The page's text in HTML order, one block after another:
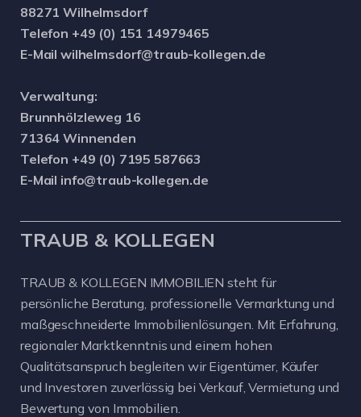
88271 Wilhelmsdorf
Telefon +49 (0) 151 14979465
E-Mail wilhelmsdorf@traub-kollegen.de
Verwaltung:
Brunnhölzleweg 16
71364 Winnenden
Telefon +49 (0) 7195 587663
E-Mail info@traub-kollegen.de
TRAUB & KOLLEGEN
TRAUB & KOLLEGEN IMMOBILIEN steht für
persönliche Beratung, professionelle Vermarktung und
maßgeschneiderte Immobilienlösungen. Mit Erfahrung,
regionaler Marktkenntnis und einem hohen
Qualitätsanspruch begleiten wir Eigentümer, Käufer
und Investoren zuverlässig bei Verkauf, Vermietung und
Bewertung von Immobilien.